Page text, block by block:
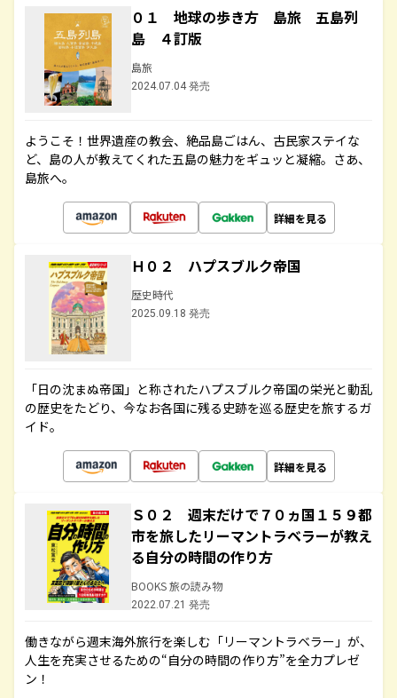
０１ 地球の歩き方 島旅 五島列
島 ４訂版
島旅
2024.07.04 発売
ようこそ！世界遺産の教会、絶品島ごはん、古民家ステイな
ど、島の人が教えてくれた五島の魅力をギュッと凝縮。さあ、
島旅へ。
詳細を見る
Ｈ０２ ハプスブルク帝国
歴史時代
2025.09.18 発売
「日の沈まぬ帝国」と称されたハプスブルク帝国の栄光と動乱
の歴史をたどり、今なお各国に残る史跡を巡る歴史を旅するガ
イド。
詳細を見る
Ｓ０２ 週末だけで７０ヵ国１５９都
市を旅したリーマントラベラーが教え
る自分の時間の作り方
BOOKS 旅の読み物
2022.07.21 発売
働きながら週末海外旅行を楽しむ「リーマントラベラー」が、
人生を充実させるための“自分の時間の作り方”を全力プレゼ
ン！